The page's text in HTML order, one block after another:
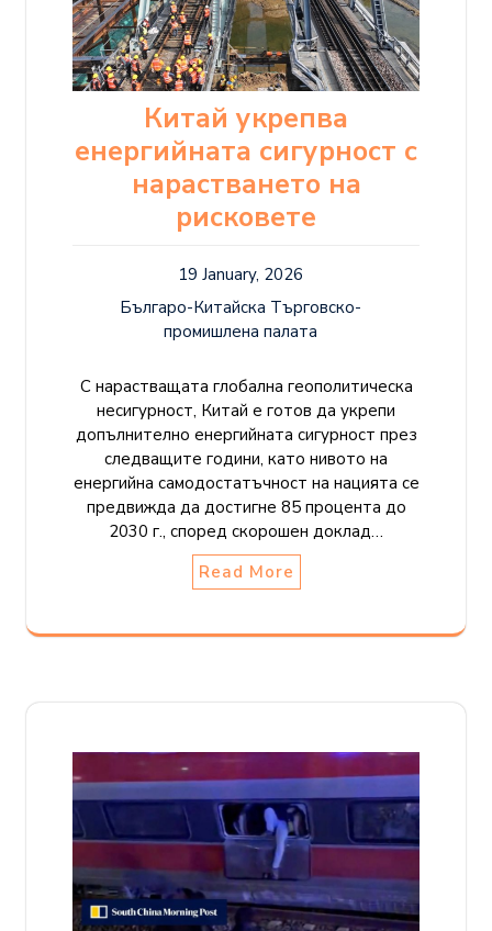
Китай укрепва
енергийната сигурност с
нарастването на
рисковете
19 January, 2026
Българо-Китайска Търговско-
промишлена палaта
С нарастващата глобална геополитическа
несигурност, Китай е готов да укрепи
допълнително енергийната сигурност през
следващите години, като нивото на
енергийна самодостатъчност на нацията се
предвижда да достигне 85 процента до
2030 г., според скорошен доклад…
Read More